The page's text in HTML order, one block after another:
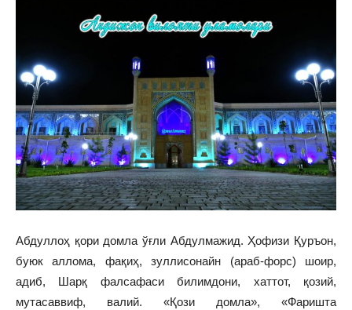
Абдуллоҳ қори домла ўғли Абдулмажид. Ҳофизи Қуръон,
буюк аллома, фақиҳ, зуллисонайн (араб‑форс) шоир,
адиб, Шарқ фалсафаси билимдони, хаттот, қозий,
мутасаввиф, валий. «Қози домла», «Фаришта